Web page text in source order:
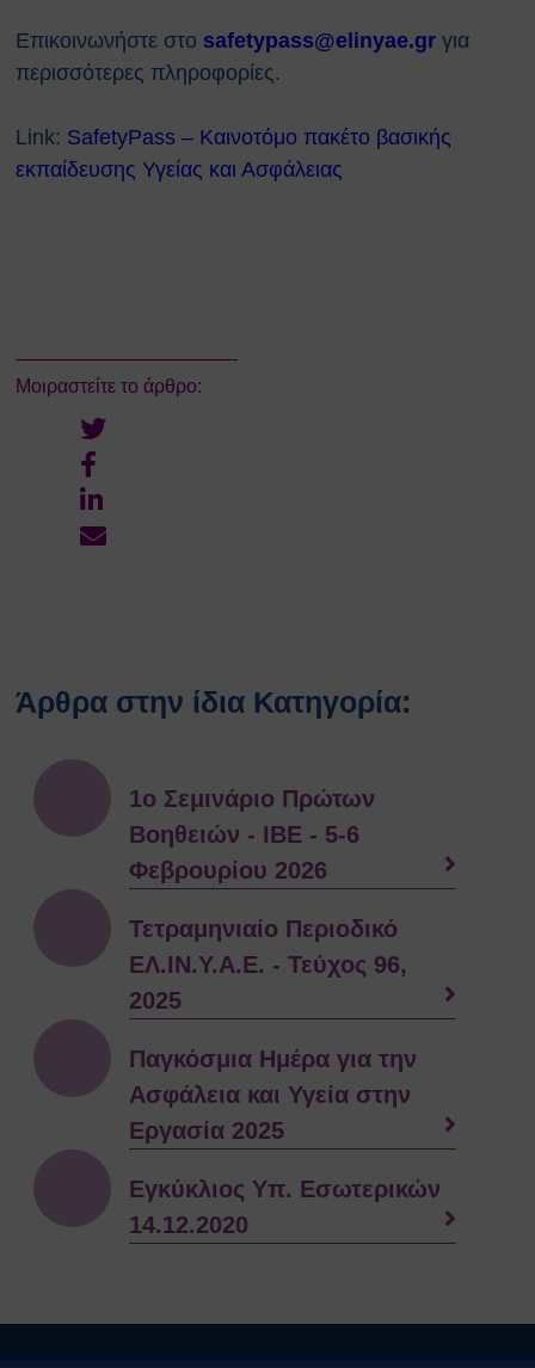
& Πυρηνικά Περιστατικά (ΧΒΡΠ)
Βιομηχανικά Ατυχήματα
Θυελλώδεις Άνεμοι
Καταιγίδες
Eπικοινωνήστε στο safetypass@elinyae.gr για
περισσότερες πληροφορίες.
Link: SafetyPass – Καινοτόμο πακέτο βασικής
εκπαίδευσης Υγείας και Ασφάλειας
Μοιραστείτε το άρθρο:
Άρθρα στην ίδια Κατηγορία:
1ο Σεμινάριο Πρώτων
Βοηθειών - ΙΒΕ - 5-6
Φεβρουρίου 2026
Τετραμηνιαίο Περιοδικό
ΕΛ.ΙΝ.Υ.Α.Ε. - Τεύχος 96,
2025
Παγκόσμια Ημέρα για την
Ασφάλεια και Υγεία στην
Εργασία 2025
Εγκύκλιος Υπ. Εσωτερικών
14.12.2020